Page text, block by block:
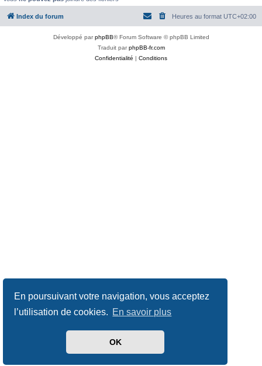
En poursuivant votre navigation, vous acceptez
l’utilisation de cookies. En savoir plus
OK
Index du forum Heures au format UTC+02:00
Développé parphpBB® Forum Software © phpBB Limited
Traduit parphpBB-fr.com
Confidentialité | Conditions